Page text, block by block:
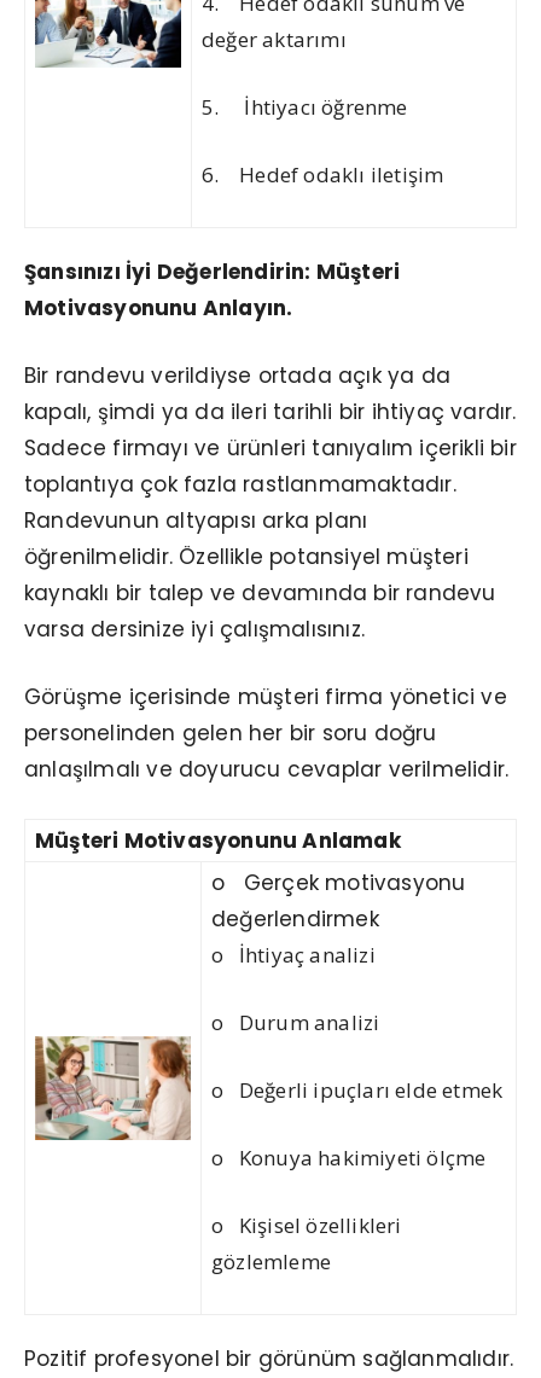
değer aktarımı
5. İhtiyacı öğrenme
6. Hedef odaklı iletişim
Şansınızı İyi Değerlendirin: Müşteri
Motivasyonunu Anlayın.
Bir randevu verildiyse ortada açık ya da
kapalı, şimdi ya da ileri tarihli bir ihtiyaç vardır.
Sadece firmayı ve ürünleri tanıyalım içerikli bir
toplantıya çok fazla rastlanmamaktadır.
Randevunun altyapısı arka planı
öğrenilmelidir. Özellikle potansiyel müşteri
kaynaklı bir talep ve devamında bir randevu
varsa dersinize iyi çalışmalısınız.
Görüşme içerisinde müşteri firma yönetici ve
personelinden gelen her bir soru doğru
anlaşılmalı ve doyurucu cevaplar verilmelidir.
Müşteri Motivasyonunu Anlamak
o Gerçek motivasyonu
değerlendirmek
o İhtiyaç analizi
o Durum analizi
o Değerli ipuçları elde etmek
o Konuya hakimiyeti ölçme
o Kişisel özellikleri
gözlemleme
Pozitif profesyonel bir görünüm sağlanmalıdır.